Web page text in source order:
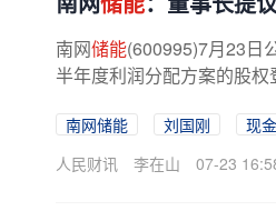
南网储能(600995)7月23日
半年度利润分配方案的股
南网储能 刘国刚
现
人民财讯
李在山 07-23